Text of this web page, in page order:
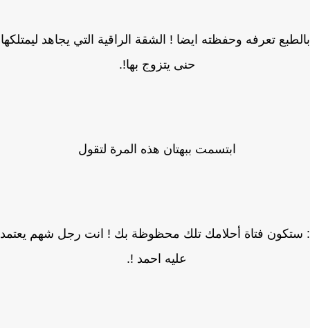
تعرفه وحفظته ايضا ! الشقة الراقية التي يجاهد ليمتلكها
حنى يتزوج بها!.
ابتسمت ببهتان هذه المرة لتقول
فتاة أحلامك تلك محظوظة بك ! انت رجل شهم يعتمد
عليه احمد !.